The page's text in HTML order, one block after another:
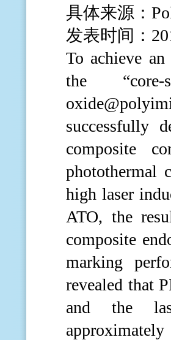
具体来源：
发表时间：
To achieve
the “core-
successfully
composite
photothermal
high laser
ATO, the
composite
marking
revealed that
and the